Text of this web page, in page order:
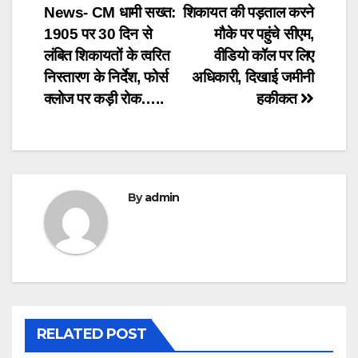
navigation
शिकायत की पड़ताल करने
मौके पर पहुंचे सीएम,
वीडियो कॉल पर लिए
अधिकारी, दिखाई जमीनी
हकीकत
News- CM धामी सख्त:
1905 पर 30 दिन से
लंबित शिकायतों के त्वरित
निस्तारण के निर्देश, फोर्स
क्लोज पर कड़ी रोक…..
Byadmin
RELATED POST